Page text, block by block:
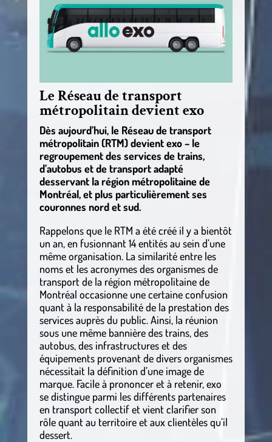
Le Réseau de transport
métropolitain devient exo
Dès aujourd’hui, le Réseau de transport
métropolitain (RTM) devient exo – le
regroupement des services de trains,
d’autobus et de transport adapté
desservant la région métropolitaine de
Montréal, et plus particulièrement ses
couronnes nord et sud.
Rappelons que le RTM a été créé il y a bientôt
un an, en fusionnant 14 entités au sein d’une
même organisation. La similarité entre les
noms et les acronymes des organismes de
transport de la région métropolitaine de
Montréal occasionne une certaine confusion
quant à la responsabilité de la prestation des
services auprès du public. Ainsi, la réunion
sous une même bannière des trains, des
autobus, des infrastructures et des
équipements provenant de divers organismes
nécessitait la définition d’une image de
marque. Facile à prononcer et à retenir, exo
se distingue parmi les différents partenaires
en transport collectif et vient clarifier son
rôle quant au territoire et aux clientèles qu’il
dessert.